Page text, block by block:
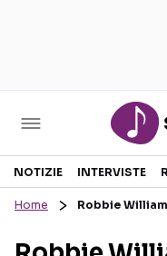
Sezioni
RECENSIONI
NOTIZIE INTERVISTE
Home Robbie